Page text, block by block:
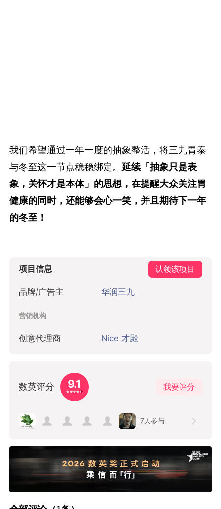
我们希望通过一年一度的抽象整活，将三九胃泰
与冬至这一节点稳稳绑定。延续「抽象只是表
象，关怀才是本体」的思想，在提醒大众关注胃
健康的同时，还能够会心一笑，并且期待下一年
的冬至！
项目信息 认领该项目
品牌/广告主 华润三九
营销机构
创意代理商 Nice 才殿
数英评分 9.1 我要评分
7人参与